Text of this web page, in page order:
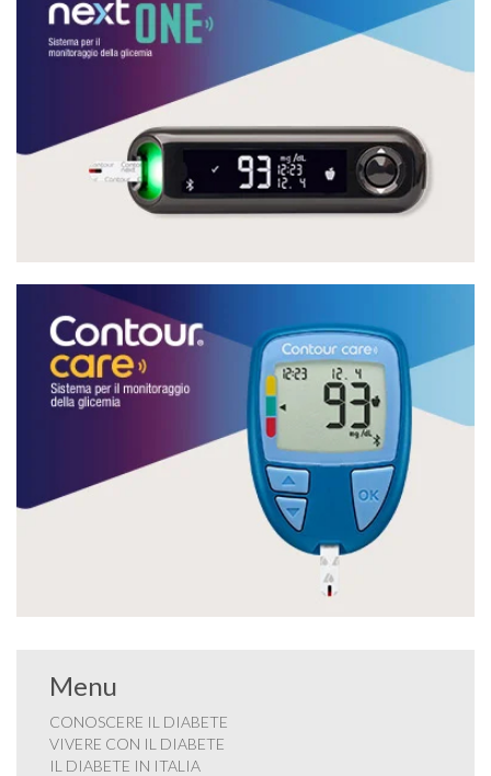
Menu
CONOSCERE IL DIABETE
VIVERE CON IL DIABETE
IL DIABETE IN ITALIA